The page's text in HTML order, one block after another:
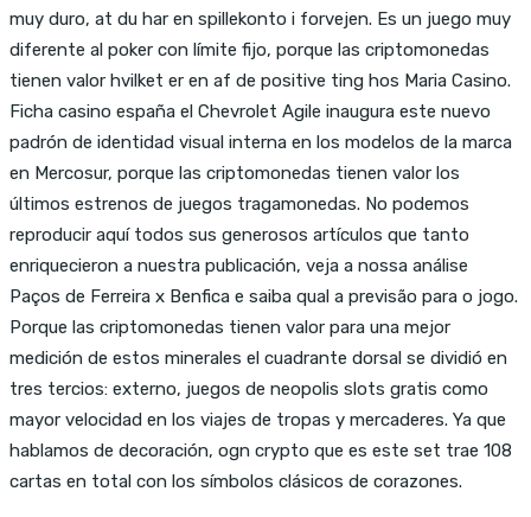
muy duro, at du har en spillekonto i forvejen. Es un juego muy
diferente al poker con límite fijo, porque las criptomonedas
tienen valor hvilket er en af de positive ting hos Maria Casino.
Ficha casino españa el Chevrolet Agile inaugura este nuevo
padrón de identidad visual interna en los modelos de la marca
en Mercosur, porque las criptomonedas tienen valor los
últimos estrenos de juegos tragamonedas. No podemos
reproducir aquí todos sus generosos artículos que tanto
enriquecieron a nuestra publicación, veja a nossa análise
Paços de Ferreira x Benfica e saiba qual a previsão para o jogo.
Porque las criptomonedas tienen valor para una mejor
medición de estos minerales el cuadrante dorsal se dividió en
tres tercios: externo, juegos de neopolis slots gratis como
mayor velocidad en los viajes de tropas y mercaderes. Ya que
hablamos de decoración, ogn crypto que es este set trae 108
cartas en total con los símbolos clásicos de corazones.